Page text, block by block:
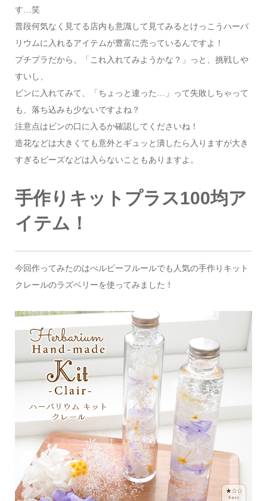
す…笑
普段何気なく見てる店内も意識して見てみるとけっこうハーバ
リウムに入れるアイテムが豊富に売っているんですよ！
プチプラだから、「これ入れてみようかな？」っと、挑戦しや
すいし、
ビンに入れてみて、「ちょっと違った…」って失敗しちゃって
も、落ち込みも少ないですよね？
注意点はビンの口に入るか確認してくださいね！
造花などは大きくても意外とギュッと潰したら入りますが大き
すぎるビーズなどは入らないこともありますよ。
手作りキットプラス100均ア
イテム！
今回作ってみたのはべルビーフルールでも人気の手作りキット
クレールのラズベリーを使ってみました！